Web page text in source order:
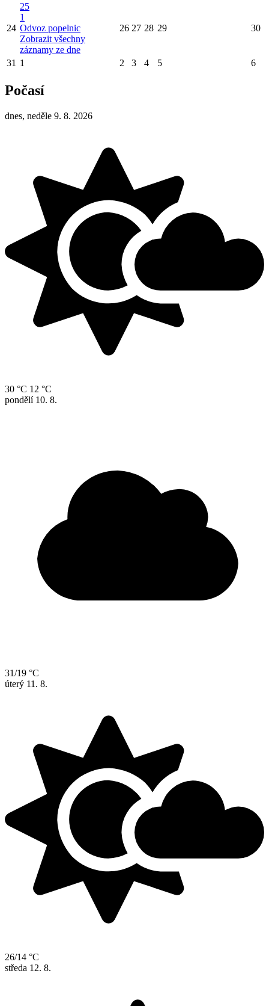
24
25
1
Odvoz popelnic
Zobrazit všechny
záznamy ze dne
26 27 28 29 30
31 1 2 3 4 5 6
Počasí
dnes, neděle 9. 8. 2026
30 °C 12 °C
pondělí 10. 8.
31/19 °C
úterý 11. 8.
26/14 °C
středa 12. 8.